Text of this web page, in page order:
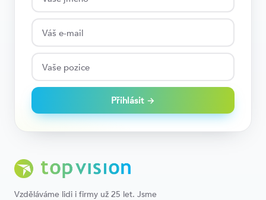
Přihlásit →
Vzděláváme lidi i firmy už 25 let. Jsme